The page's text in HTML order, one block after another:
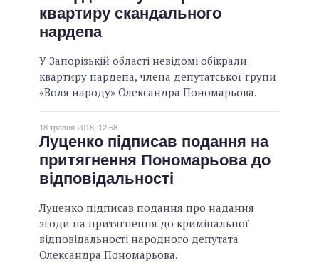
квартиру скандального
нардепа
У Запорізькій області невідомі обікрали
квартиру нардепа, члена депутатської групи
«Воля народу» Олександра Пономарьова.
18 травня 2018, 12:58
Луценко підписав подання на
притягнення Пономарьова до
відповідальності
Луценко підписав подання про надання
згоди на притягнення до кримінальної
відповідальності народного депутата
Олександра Пономарьова.